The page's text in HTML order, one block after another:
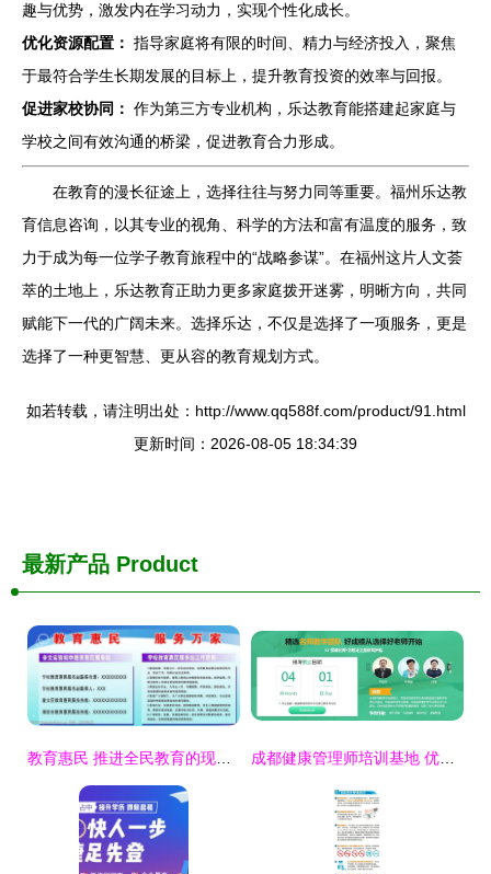
趣与优势，激发内在学习动力，实现个性化成长。
优化资源配置： 指导家庭将有限的时间、精力与经济投入，聚焦
于最符合学生长期发展的目标上，提升教育投资的效率与回报。
促进家校协同： 作为第三方专业机构，乐达教育能搭建起家庭与
学校之间有效沟通的桥梁，促进教育合力形成。
在教育的漫长征途上，选择往往与努力同等重要。福州乐达教
育信息咨询，以其专业的视角、科学的方法和富有温度的服务，致
力于成为每一位学子教育旅程中的“战略参谋”。在福州这片人文荟
萃的土地上，乐达教育正助力更多家庭拨开迷雾，明晰方向，共同
赋能下一代的广阔未来。选择乐达，不仅是选择了一项服务，更是
选择了一种更智慧、更从容的教育规划方式。
如若转载，请注明出处：http://www.qq588f.com/product/91.html
更新时间：2026-08-05 18:34:39
最新产品 Product